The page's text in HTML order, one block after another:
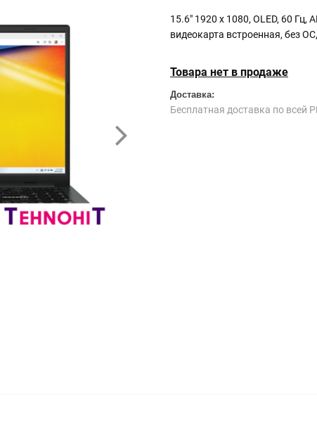
15.6" 1920 x 1080, OLED, 60 Гц,
видеокарта встроенная, без
Товара нет в продаже
Доставка:
Бесплатная доставка по всей